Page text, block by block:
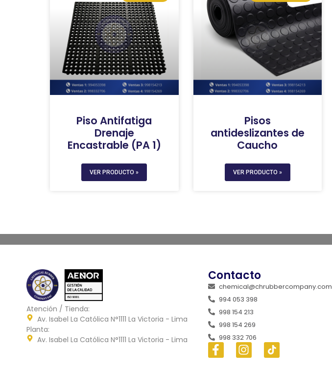
Piso Antifatiga
Drenaje
Encastrable (PA 1)
VER PRODUCTO »
Pisos
antideslizantes de
Caucho
VER PRODUCTO »
Atención / Tienda:
Av. Isabel La Católica N°1111 La Victoria - Lima
Planta:
Av. Isabel La Católica N°1111 La Victoria - Lima
Contacto
chemical@chrubbercompany.com
994 053 398
998 154 213
998 154 269
998 332 706